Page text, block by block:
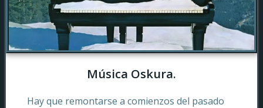
Música Oskura.
Hay que remontarse a comienzos del pasado